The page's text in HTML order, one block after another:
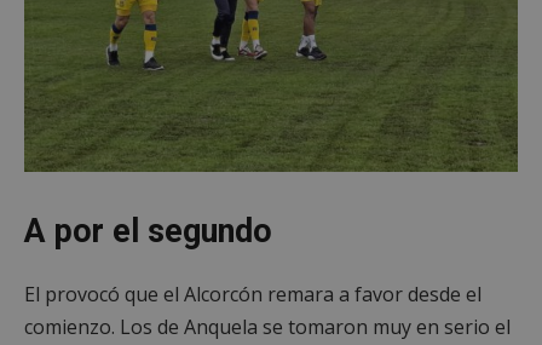
A por el segundo
El provocó que el Alcorcón remara a favor desde el
comienzo. Los de Anquela se tomaron muy en serio el